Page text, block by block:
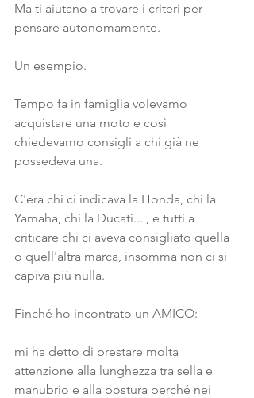
Ma ti aiutano a trovare i criteri per
pensare autonomamente.
Un esempio.
Tempo fa in famiglia volevamo
acquistare una moto e così
chiedevamo consigli a chi già ne
possedeva una.
C'era chi ci indicava la Honda, chi la
Yamaha, chi la Ducati... , e tutti a
criticare chi ci aveva consigliato quella
o quell'altra marca, insomma non ci si
capiva più nulla.
Finché ho incontrato un AMICO:
mi ha detto di prestare molta
attenzione alla lunghezza tra sella e
manubrio e alla postura perché nei